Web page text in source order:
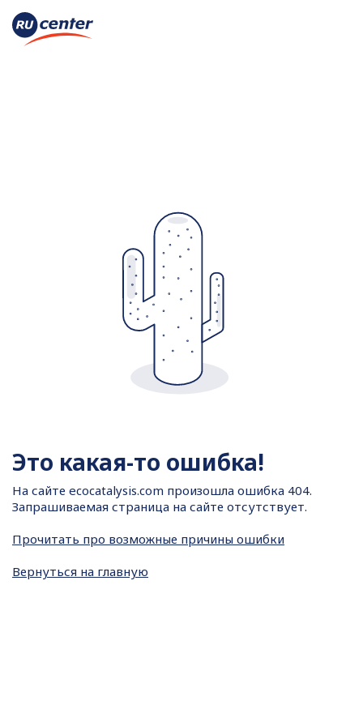
Это какая-то ошибка!
На сайте ecocatalysis.com произошла ошибка 404.
Запрашиваемая страница на сайте отсутствует.
Прочитать про возможные причины ошибки
Вернуться на главную